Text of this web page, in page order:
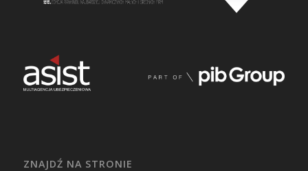
ZNAJDŹ NA STRONIE